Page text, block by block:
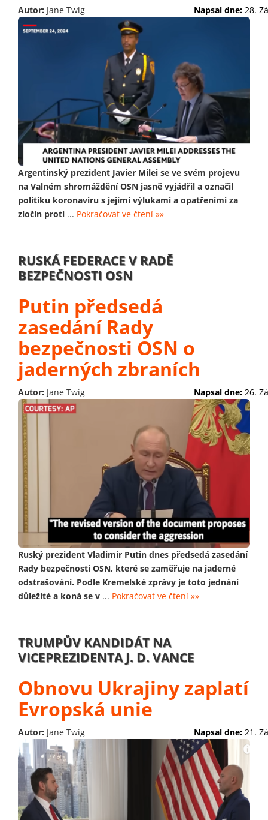
Autor: Jane Twig Napsal dne: 28.
Argentinský prezident Javier Milei se ve svém projevu
na Valném shromáždění OSN jasně vyjádřil a označil
politiku koronaviru s jejími výlukami a opatřeními za
zločin proti ... Pokračovat ve čtení »»
RUSKÁ FEDERACE V RADĚ
BEZPEČNOSTI OSN
Putin předsedá
zasedání Rady
bezpečnosti OSN o
jaderných zbraních
Autor: Jane Twig Napsal dne: 26.
Ruský prezident Vladimir Putin dnes předsedá zasedání
Rady bezpečnosti OSN, které se zaměřuje na jaderné
odstrašování. Podle Kremelské zprávy je toto jednání
důležité a koná se v ... Pokračovat ve čtení »»
TRUMPŮV KANDIDÁT NA
VICEPREZIDENTA J. D. VANCE
Obnovu Ukrajiny zaplatí
Evropská unie
Autor: Jane Twig Napsal dne: 21.